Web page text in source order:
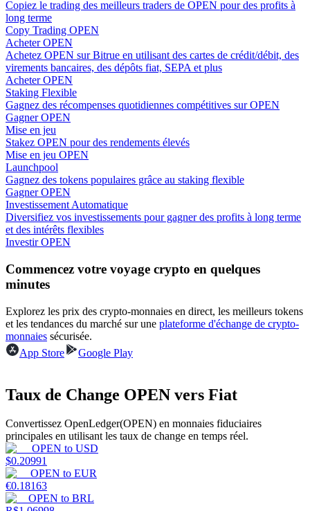
Guide
Guide de démarrage des contrats à terme
Stratégies de trading
Apprenez à rester rentable
Gagner
Copiez le trading des meilleurs traders de OPEN pour des profits à
long terme
Copy Trading OPEN
Acheter OPEN
Achetez OPEN sur Bitrue en utilisant des cartes de crédit/débit, des
virements bancaires, des dépôts fiat, SEPA et plus
Acheter OPEN
Staking Flexible
Gagnez des récompenses quotidiennes compétitives sur OPEN
Gagner OPEN
Mise en jeu
Stakez OPEN pour des rendements élevés
Mise en jeu OPEN
Launchpool
Gagnez des tokens populaires grâce au staking flexible
Gagner OPEN
Investissement Automatique
Diversifiez vos investissements pour gagner des profits à long terme
et des intérêts flexibles
Investir OPEN
Commencez votre voyage crypto en quelques
minutes
Explorez les prix des crypto-monnaies en direct, les meilleurs tokens
et les tendances du marché sur une plateforme d'échange de crypto-
monnaies sécurisée.
App Store
Google Play
Taux de Change OPEN vers Fiat
Convertissez OpenLedger(OPEN) en monnaies fiduciaires
principales en utilisant les taux de change en temps réel.
OPEN to USD
$0.20991
OPEN to EUR
€0.18163
OPEN to BRL